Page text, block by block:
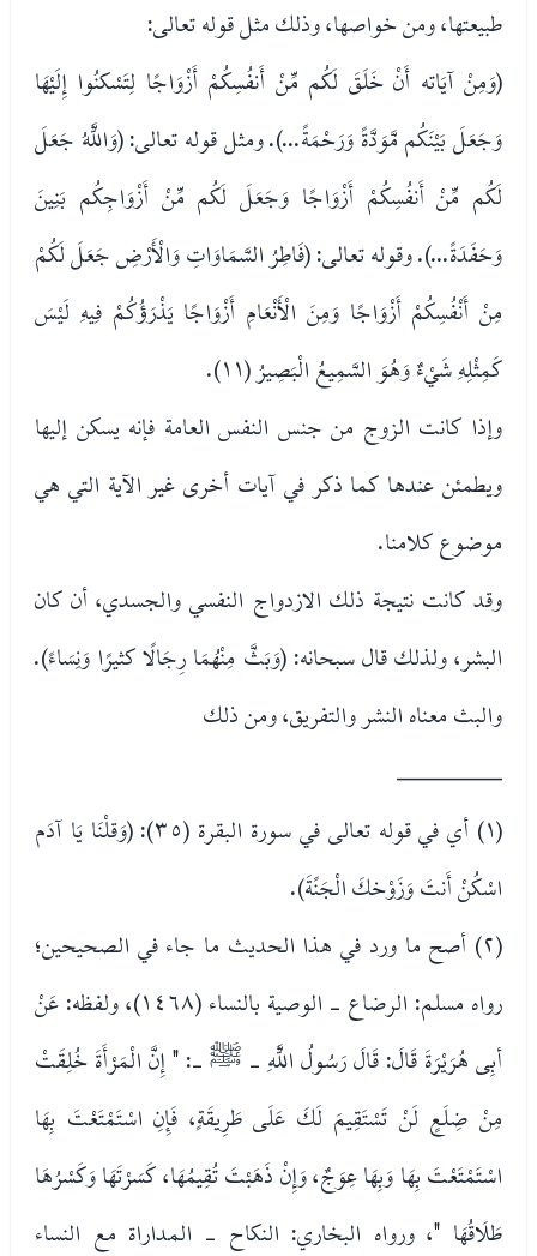
طبيعتها، ومن خواصها، وذلك مثل قوله تعالى:
(وَمِنْ آيَاته أَنْ خَلَقَ لَكُم مِّنْ أَنفُسِكُمْ أَزْوَاجًا لِتَسْكنُوا إِلَيْهَا
وَجَعَلَ بَيْنَكُم مَّوَدَّةً وَرَحْمَةً...). ومثل قوله تعالى: (وَاللَّهُ جَعَلَ
لَكُم مِّنْ أَنفُسِكُمْ أَزْوَاجًا وَجَعَلَ لَكُم مِّنْ أَزْوَاجِكُم بَنِينَ
وَحَفَدَةً...). وقوله تعالى: (فَاطِرُ السَّمَاوَاتِ وَالْأَرْضِ جَعَلَ لَكُمْ
مِنْ أَنْفُسِكُمْ أَزْوَاجًا وَمِنَ الْأَنْعَامِ أَزْوَاجًا يَذْرَؤُكُمْ فِيهِ لَيْسَ
كَمِثْلِهِ شَيْءٌ وَهُوَ السَّمِيعُ الْبَصِيرُ (١١).
وإذا كانت الزوج من جنس النفس العامة فإنه يسكن إليها
ويطمئن عندها كما ذكر في آيات أخرى غير الآية التي هي
موضوع كلامنا.
وقد كانت نتيجة ذلك الازدواج النفسي والجسدي، أن كان
البشر، ولذلك قال سبحانه: (وَبَثَّ مِنْهُمَا رِجَالًا كثيرًا وَنِسَاءً).
والبث معناه النشر والتفريق، ومن ذلك
________
(١) أي في قوله تعالى في سورة البقرة (٣٥): (وَقلْنَا يَا آدَم
اسْكُنْ أَنتَ وَزَوْخكَ الْجَنًةَ).
(٢) أصح ما ورد في هذا الحديث ما جاء في الصحيحين؛
رواه مسلم: الرضاع - الوصية بالنساء (١٤٦٨)، ولفظه: عَنْ
أبِى هُرَيْرَةَ قَالَ: قَالَ رَسُولُ اللَّهِ - ﷺ -: " إِنَّ الْمَرْأَةَ خُلِقَتْ
مِنْ ضِلَعٍ لَنْ تَسْتَقِيمَ لَكَ عَلَى طَرِيقَةٍ، فَإِنِ اسْتَمْتَعْتَ بِهَا
اسْتَمْتَعْتَ بِهَا وَبِهَا عِوَجٌ، وَإِنْ ذَهَبْتَ تُقِيمُهَا، كَسَرْتَهَا وَكَسْرُهَا
طَلَاقُهَا "، ورواه البخاري: النكاح - المداراة مع النساء